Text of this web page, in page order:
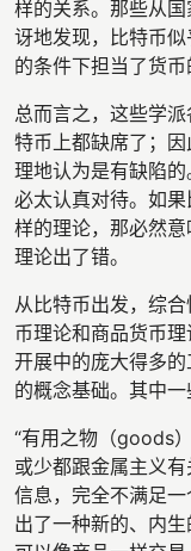
样的关系。那些从
讶地发现，比特币
的条件下担当了货币
总而言之，这些学
特币上都缺席了；
理地认为是有缺陷
必太认真对待。如
样的理论，那必然
理论出了错。
从比特币出发，综
币理论和商品货币
开展中的庞大得多
的概念基础。其中一
“有用之物（goods
或少都跟金属主义
信息，完全不满足
出了一种新的、内生